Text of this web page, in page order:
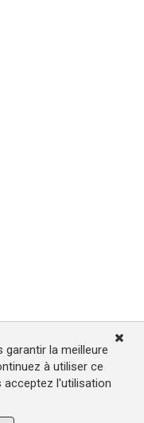
la meilleure
à utiliser ce
acceptez l'utilisation